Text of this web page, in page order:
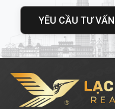
nhỏ,startuphoặc
Diện tích nhỏ:
startup)
Diện tích trung
Giá thuê tham
YÊU CẦU TƯ VẤN